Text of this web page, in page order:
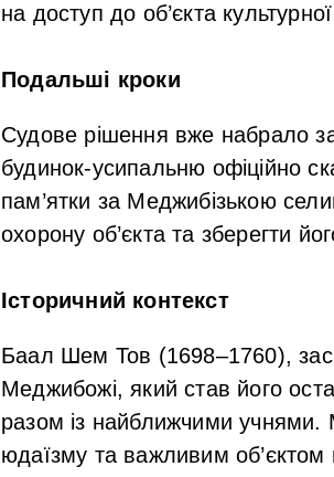
на доступ до об’єкта культурної
Подальші кроки
Судове рішення вже набрало
будинок-усипальню офіційно
пам’ятки за Меджибізькою
охорону об’єкта та зберегти
Історичний контекст
Баал Шем Тов (1698–1760),
Меджибожі, який став його
разом із найближчими учнями.
юдаїзму та важливим